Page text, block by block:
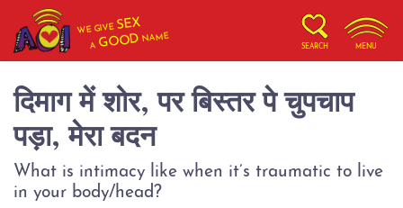
WE GIVESEX
AGOOD NAME
SEARCH MENU
दिमाग में शोर, पर बिस्तर पे चुपचाप
पड़ा, मेरा बदन
What is intimacy like when it’s traumatic to live
in your body/head?